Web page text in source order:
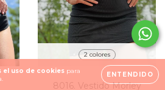
el uso de cookies para
ENTENDIDO
2 colores
8016. Vestido Morley